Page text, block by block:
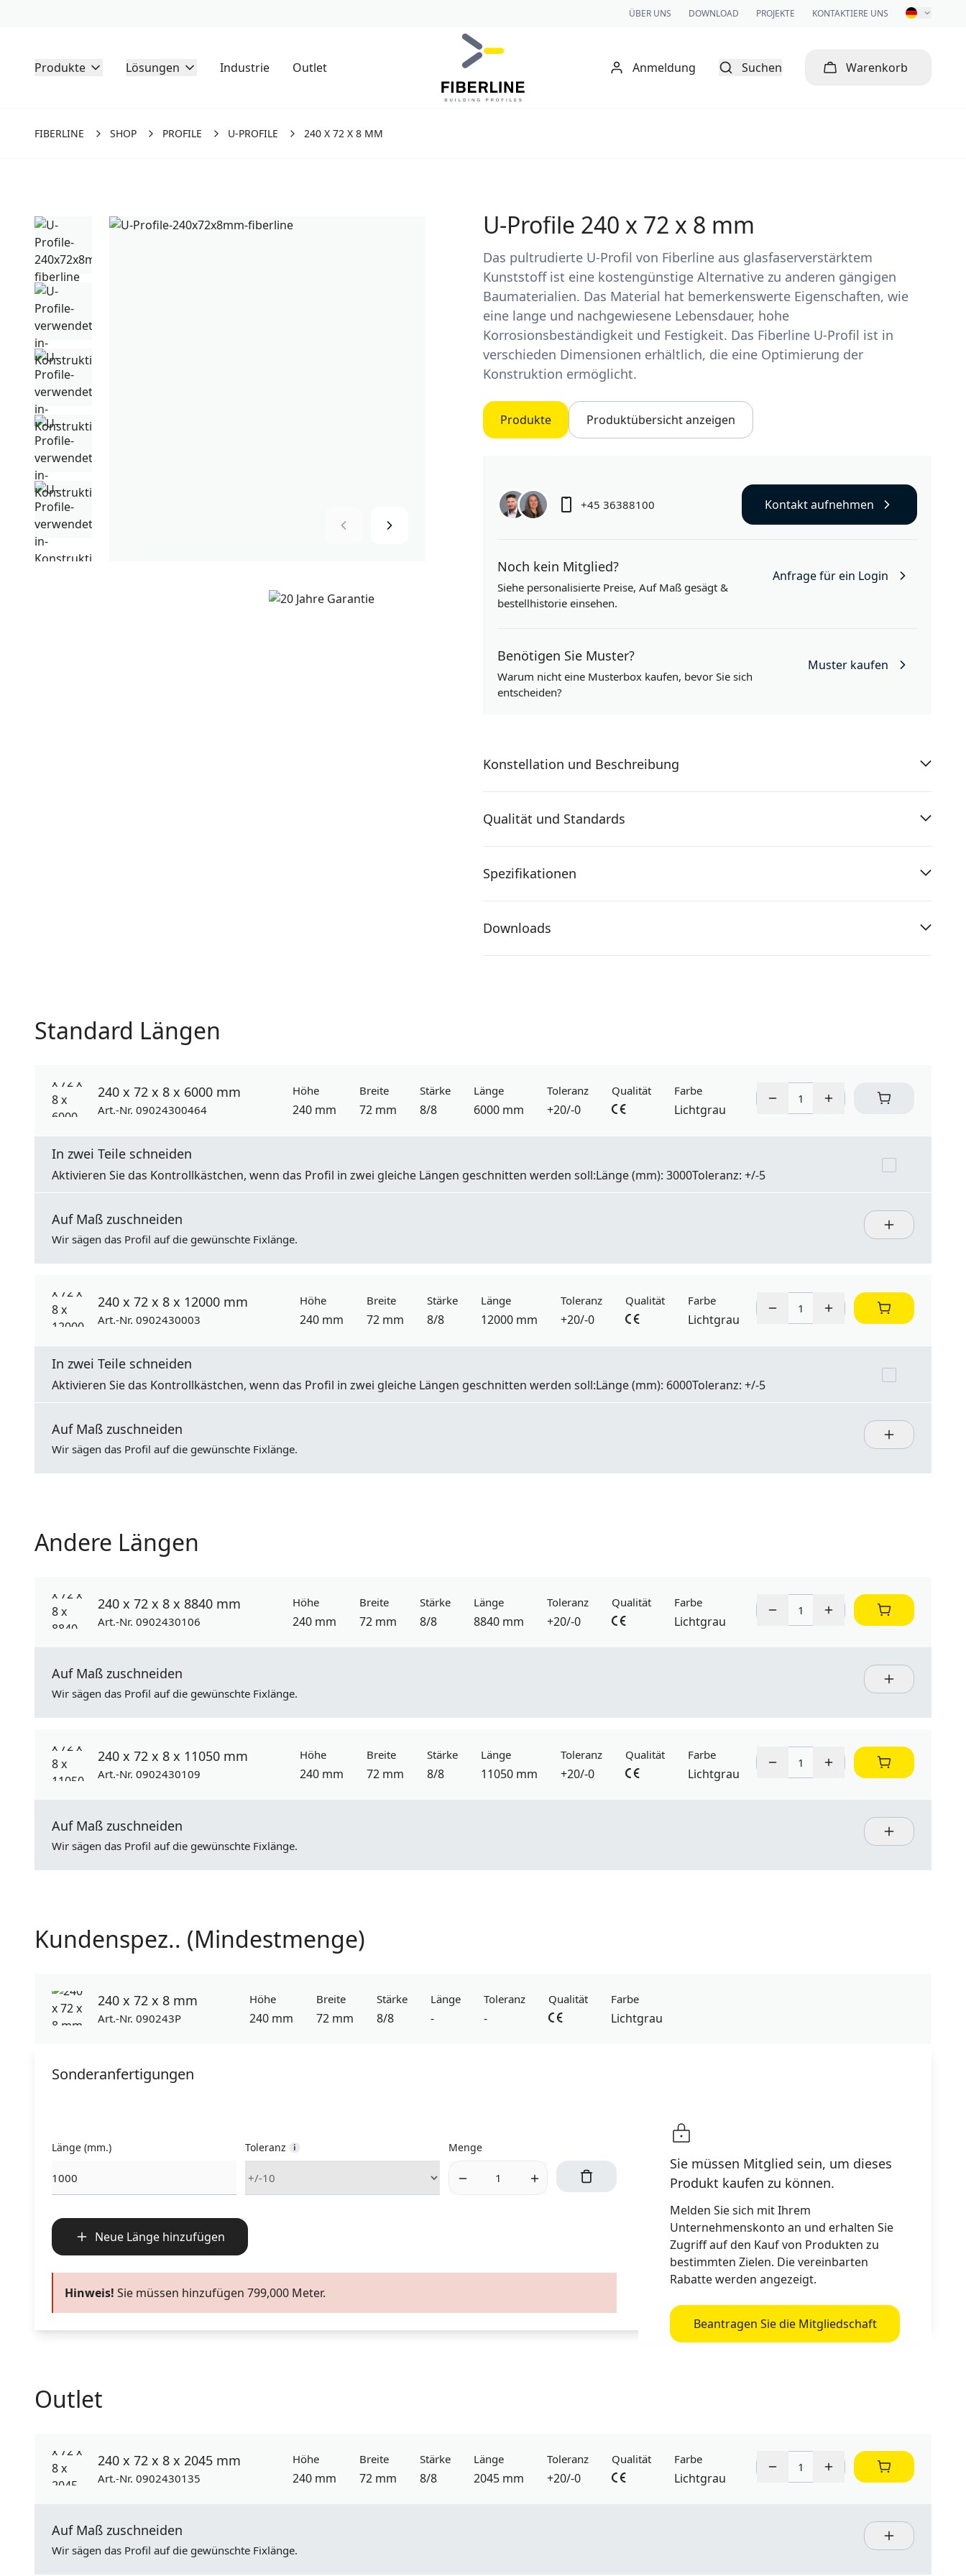
ÜBER UNS DOWNLOAD PROJEKTE KONTAKTIERE UNS
Produkte Lösungen Industrie Outlet Anmeldung Suchen Warenkorb
FIBERLINE SHOP PROFILE U-PROFILE 240 X 72 X 8 MM
U-Profile 240 x 72 x 8 mm
Das pultrudierte U-Profil von Fiberline aus glasfaserverstärktem
Kunststoff ist eine kostengünstige Alternative zu anderen gängigen
Baumaterialien. Das Material hat bemerkenswerte Eigenschaften, wie
eine lange und nachgewiesene Lebensdauer, hohe
Korrosionsbeständigkeit und Festigkeit. Das Fiberline U-Profil ist in
verschieden Dimensionen erhältlich, die eine Optimierung der
Konstruktion ermöglicht.
Produkte Produktübersicht anzeigen
+45 36388100 Kontakt aufnehmen
Noch kein Mitglied?
Siehe personalisierte Preise, Auf Maß gesägt &
bestellhistorie einsehen.
Anfrage für ein Login
Benötigen Sie Muster?
Warum nicht eine Musterbox kaufen, bevor Sie sich
entscheiden?
Muster kaufen
Konstellation und Beschreibung
Qualität und Standards
Spezifikationen
Downloads
Standard Längen
240 x 72 x 8 x 6000 mm
Art.-Nr. 09024300464
Höhe
240 mm
Breite
72 mm
Stärke
8/8
Länge
6000 mm
Toleranz
+20/-0
Qualität Farbe
Lichtgrau
In zwei Teile schneiden
Aktivieren Sie das Kontrollkästchen, wenn das Profil in zwei gleiche Längen geschnitten werden soll:Länge(mm): 3000Toleranz: +/-5
Auf Maß zuschneiden
Wir sägen das Profil auf die gewünschte Fixlänge.
240 x 72 x 8 x 12000 mm
Art.-Nr. 0902430003
Höhe
240 mm
Breite
72 mm
Stärke
8/8
Länge
12000 mm
Toleranz
+20/-0
Qualität Farbe
Lichtgrau
In zwei Teile schneiden
Aktivieren Sie das Kontrollkästchen, wenn das Profil in zwei gleiche Längen geschnitten werden soll:Länge(mm): 6000Toleranz: +/-5
Auf Maß zuschneiden
Wir sägen das Profil auf die gewünschte Fixlänge.
Andere Längen
240 x 72 x 8 x 8840 mm
Art.-Nr. 0902430106
Höhe
240 mm
Breite
72 mm
Stärke
8/8
Länge
8840 mm
Toleranz
+20/-0
Qualität Farbe
Lichtgrau
Auf Maß zuschneiden
Wir sägen das Profil auf die gewünschte Fixlänge.
240 x 72 x 8 x 11050 mm
Art.-Nr. 0902430109
Höhe
240 mm
Breite
72 mm
Stärke
8/8
Länge
11050 mm
Toleranz
+20/-0
Qualität Farbe
Lichtgrau
Auf Maß zuschneiden
Wir sägen das Profil auf die gewünschte Fixlänge.
Kundenspez.. (Mindestmenge)
240 x 72 x 8 mm
Art.-Nr. 090243P
Höhe
240 mm
Breite
72 mm
Stärke
8/8
Länge
-
Toleranz
-
Qualität Farbe
Lichtgrau
Sonderanfertigungen
Sie müssen Mitglied sein, um dieses
Produkt kaufen zu können.
Melden Sie sich mit Ihrem
Unternehmenskonto an und erhalten Sie
Zugriff auf den Kauf von Produkten zu
bestimmten Zielen. Die vereinbarten
Rabatte werden angezeigt.
Beantragen Sie die Mitgliedschaft
Länge (mm.) Toleranz Menge
Neue Länge hinzufügen
Hinweis! Sie müssen hinzufügen 799,000 Meter.
Zusammenfassung
Fordern Sie ein Angebot an
Outlet
240 x 72 x 8 x 2045 mm
Art.-Nr. 0902430135
Höhe
240 mm
Breite
72 mm
Stärke
8/8
Länge
2045 mm
Toleranz
+20/-0
Qualität Farbe
Lichtgrau
Auf Maß zuschneiden
Wir sägen das Profil auf die gewünschte Fixlänge.